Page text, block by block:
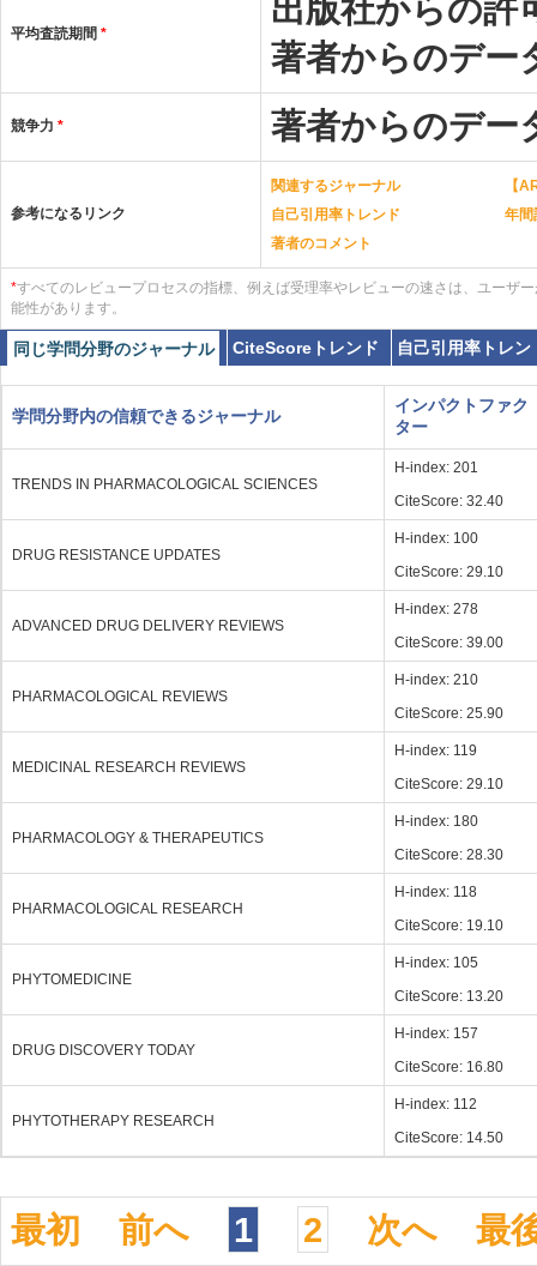
平均査読期間 *
出版社からの許
著者からのデ
競争力 * 著者からのデ
参考になるリンク
関連するジャーナル
【
自己引用率トレンド
年間
著者のコメント
*すべてのレビュープロセスの指標、例えば受理率やレビューの速さは、ユーザ
能性があります。
同じ学問分野のジャーナル CiteScoreトレンド 自己引用率トレン
学問分野内の信頼できるジャーナル
インパクトファク
ター
TRENDS IN PHARMACOLOGICAL SCIENCES
H-index: 201
CiteScore: 32.40
DRUG RESISTANCE UPDATES
H-index: 100
CiteScore: 29.10
ADVANCED DRUG DELIVERY REVIEWS
H-index: 278
CiteScore: 39.00
PHARMACOLOGICAL REVIEWS
H-index: 210
CiteScore: 25.90
MEDICINAL RESEARCH REVIEWS
H-index: 119
CiteScore: 29.10
PHARMACOLOGY & THERAPEUTICS
H-index: 180
CiteScore: 28.30
PHARMACOLOGICAL RESEARCH
H-index: 118
CiteScore: 19.10
PHYTOMEDICINE
H-index: 105
CiteScore: 13.20
DRUG DISCOVERY TODAY
H-index: 157
CiteScore: 16.80
PHYTOTHERAPY RESEARCH
H-index: 112
CiteScore: 14.50
最初 前へ 1 2 次へ 最